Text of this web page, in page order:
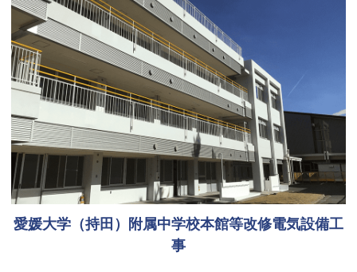
愛媛大学（持田）附属中学校本館等改修電気設備工
事